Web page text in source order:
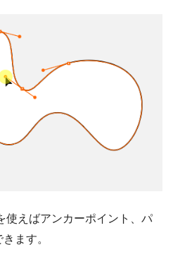
使えばアンカーポイント、パ
ます。